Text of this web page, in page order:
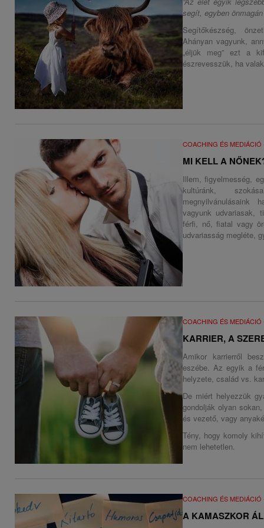
segít, egyben
Segítőkészség,
Ahányan vagyunk,
„éljük meg” ezt a
észrevesszük, ha
COACHING ÉS
MI KELL A
Illem, figyelmesség,
kultúránk,
megnyilvánulásaink
vagyunk udvariasak,
férfi, nő, fiatal vagy
udvariasság megléte,
COACHING ÉS
KARRIER, A
Amikor karrierről
eszébe. Az egyik a
helyzete, család vs.
De miért helyezzük
gondolják olyan
és vezető, vagy
Tény, hogy komoly
nem lehetetlen.
COACHING ÉS
A KAMASZKOR